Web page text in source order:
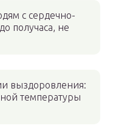
с сердечно-
получаса, не
выздоровления:
температуры